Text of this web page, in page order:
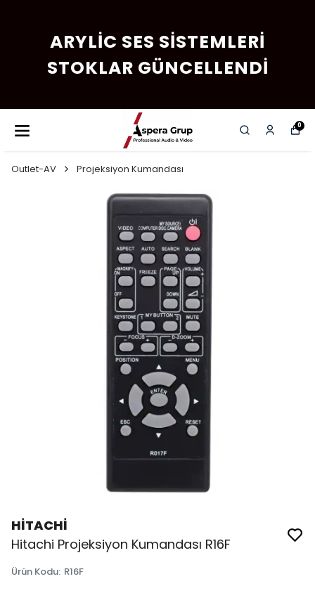
ARYLIC SES SISTEMLERI
STOKLAR GÜNCELLENDI
0
Outlet-AV Projeksiyon Kumandası
HİTACHİ
Hitachi Projeksiyon Kumandası R16F
Ürün Kodu: R16F